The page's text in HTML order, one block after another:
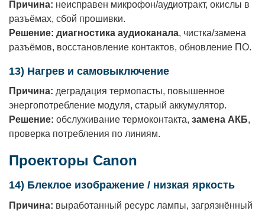
Причина: неисправен микрофон/аудиотракт, окислы в
разъёмах, сбой прошивки.
Решение: диагностика аудиоканала, чистка/замена
разъёмов, восстановление контактов, обновление ПО.
13) Нагрев и самовыключение
Причина: деградация термопасты, повышенное
энергопотребление модуля, старый аккумулятор.
Решение: обслуживание термоконтакта, замена АКБ,
проверка потребления по линиям.
Проекторы Canon
14) Блеклое изображение / низкая яркость
Причина: выработанный ресурс лампы, загрязнённый